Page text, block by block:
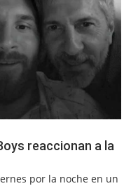
reaccionan a la
por la noche en un